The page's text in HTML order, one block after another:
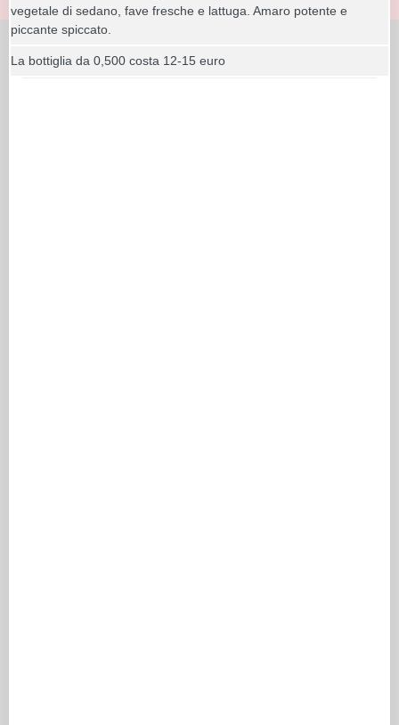
vegetale di sedano, fave fresche e lattuga. Amaro potente e
piccante spiccato.
La bottiglia da 0,500 costa 12-15 euro